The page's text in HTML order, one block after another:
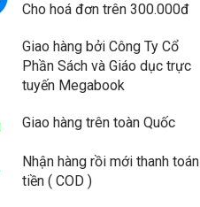
Cho hoá đơn trên 300.000đ
Giao hàng bởi Công Ty Cổ
Phần Sách và Giáo dục trực
tuyến Megabook
Giao hàng trên toàn Quốc
Nhận hàng rồi mới thanh toán
tiền ( COD )